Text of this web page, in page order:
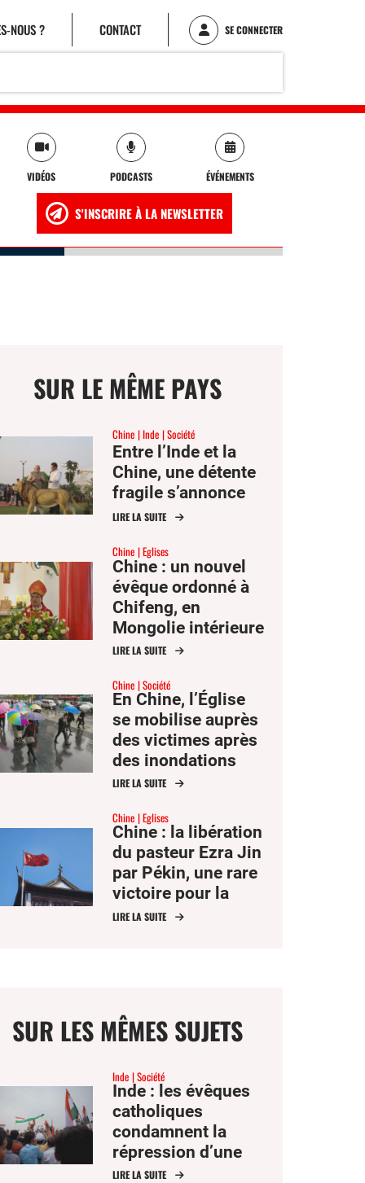
NOUS ? CONTACT SE CONNECTER
VIDÉOS PODCASTS ÉVÉNEMENTS
S'INSCRIRE À LA NEWSLETTER
SUR LE MÊME PAYS
Chine Inde Société
Entre l’Inde et la
Chine, une détente
fragile s’annonce
LIRE LA SUITE
Chine Eglises
Chine : un nouvel
évêque ordonné à
Chifeng, en
Mongolie intérieure
LIRE LA SUITE
Chine Société
En Chine, l’Église
se mobilise auprès
des victimes après
des inondations
dévastatrices
LIRE LA SUITE
Chine Eglises
Chine : la libération
du pasteur Ezra Jin
par Pékin, une rare
victoire pour la
liberté religieuse
LIRE LA SUITE
SUR LES MÊMES SUJETS
Inde Société
Inde : les évêques
catholiques
condamnent la
répression d’une
manifestation
LIRE LA SUITE